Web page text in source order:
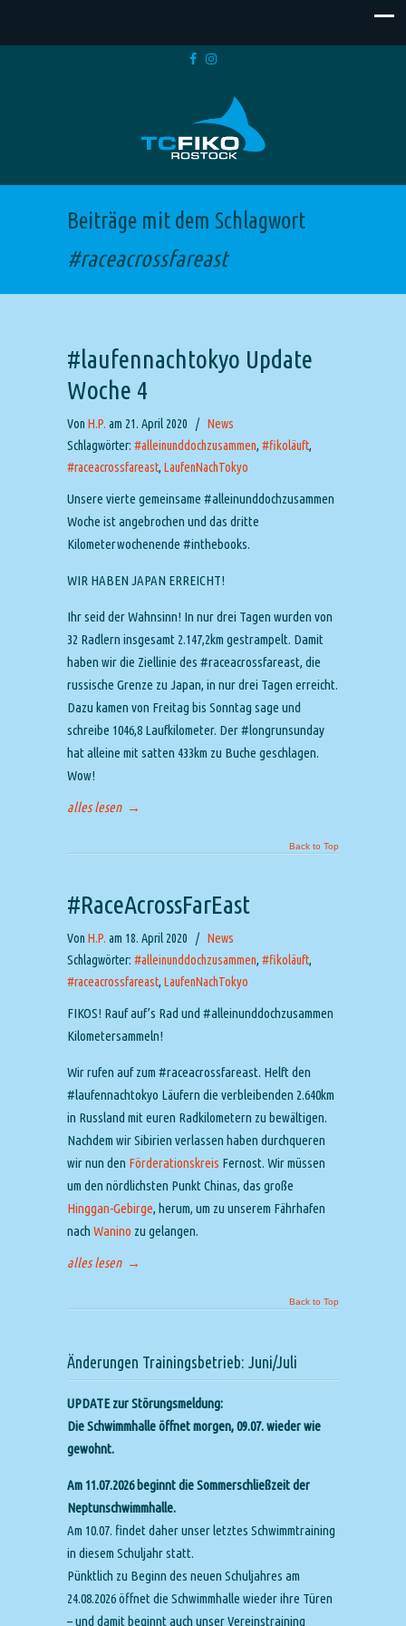
Beiträge mit dem Schlagwort
#raceacrossfareast
#laufennachtokyo Update
Woche 4
Von H.P. am 21. April 2020 / News
Schlagwörter: #alleinunddochzusammen, #fikoläuft,
#raceacrossfareast, LaufenNachTokyo
Unsere vierte gemeinsame #alleinunddochzusammen
Woche ist angebrochen und das dritte
Kilometerwochenende #inthebooks.
WIR HABEN JAPAN ERREICHT!
Ihr seid der Wahnsinn! In nur drei Tagen wurden von
32 Radlern insgesamt 2.147,2km gestrampelt. Damit
haben wir die Ziellinie des #raceacrossfareast, die
russische Grenze zu Japan, in nur drei Tagen erreicht.
Dazu kamen von Freitag bis Sonntag sage und
schreibe 1046,8 Laufkilometer. Der #longrunsunday
hat alleine mit satten 433km zu Buche geschlagen.
Wow!
alles lesen →
Back to Top
#RaceAcrossFarEast
Von H.P. am 18. April 2020 / News
Schlagwörter: #alleinunddochzusammen, #fikoläuft,
#raceacrossfareast, LaufenNachTokyo
FIKOS! Rauf auf’s Rad und #alleinunddochzusammen
Kilometersammeln!
Wir rufen auf zum #raceacrossfareast. Helft den
#laufennachtokyo Läufern die verbleibenden 2.640km
in Russland mit euren Radkilometern zu bewältigen.
Nachdem wir Sibirien verlassen haben durchqueren
wir nun den Förderationskreis Fernost. Wir müssen
um den nördlichsten Punkt Chinas, das große
Hinggan-Gebirge, herum, um zu unserem Fährhafen
nach Wanino zu gelangen.
alles lesen →
Back to Top
Änderungen Trainingsbetrieb: Juni/Juli
UPDATE zur Störungsmeldung:
Die Schwimmhalle öffnet morgen, 09.07. wieder wie
gewohnt.
Am 11.07.2026 beginnt die Sommerschließzeit der
Neptunschwimmhalle.
Am 10.07. findet daher unser letztes Schwimmtraining
in diesem Schuljahr statt.
Pünktlich zu Beginn des neuen Schuljahres am
24.08.2026 öffnet die Schwimmhalle wieder ihre Türen
– und damit beginnt auch unser Vereinstraining